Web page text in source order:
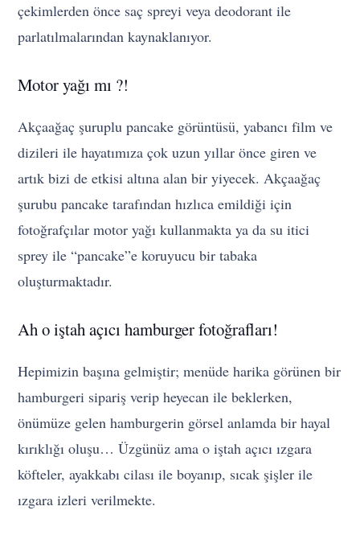
çekimlerden önce saç spreyi veya deodorant ile
parlatılmalarından kaynaklanıyor.
Motor yağı mı ?!
Akçaağaç şuruplu pancake görüntüsü, yabancı film ve
dizileri ile hayatımıza çok uzun yıllar önce giren ve
artık bizi de etkisi altına alan bir yiyecek. Akçaağaç
şurubu pancake tarafından hızlıca emildiği için
fotoğrafçılar motor yağı kullanmakta ya da su itici
sprey ile “pancake”e koruyucu bir tabaka
oluşturmaktadır.
Ah o iştah açıcı hamburger fotoğrafları!
Hepimizin başına gelmiştir; menüde harika görünen bir
hamburgeri sipariş verip heyecan ile beklerken,
önümüze gelen hamburgerin görsel anlamda bir hayal
kırıklığı oluşu… Üzgünüz ama o iştah açıcı ızgara
köfteler, ayakkabı cilası ile boyanıp, sıcak şişler ile
ızgara izleri verilmekte.